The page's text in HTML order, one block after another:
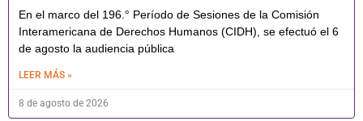
En el marco del 196.° Período de Sesiones de la Comisión
Interamericana de Derechos Humanos (CIDH), se efectuó el 6
de agosto la audiencia pública
LEER MÁS »
8 de agosto de 2026